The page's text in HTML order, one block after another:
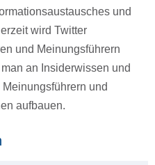
und
wird Twitter
und Meinungsführern
an Insiderwissen und
und
aufbauen.